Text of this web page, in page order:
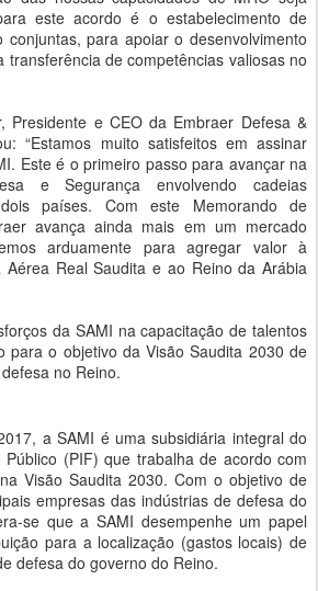
este acordo é o estabelecimento de
conjuntas, para apoiar o desenvolvimento
transferência de competências valiosas no
Presidente e CEO da Embraer Defesa &
“Estamos muito satisfeitos em assinar
Este é o primeiro passo para avançar na
e Segurança envolvendo cadeias
países. Com este Memorando de
avança ainda mais em um mercado
arduamente para agregar valor à
Real Saudita e ao Reino da Arábia
da SAMI na capacitação de talentos
para o objetivo da Visão Saudita 2030 de
no Reino.
a SAMI é uma subsidiária integral do
(PIF) que trabalha de acordo com
Visão Saudita 2030. Com o objetivo de
empresas das indústrias de defesa do
se que a SAMI desempenhe um papel
para a localização (gastos locais) de
defesa do governo do Reino.